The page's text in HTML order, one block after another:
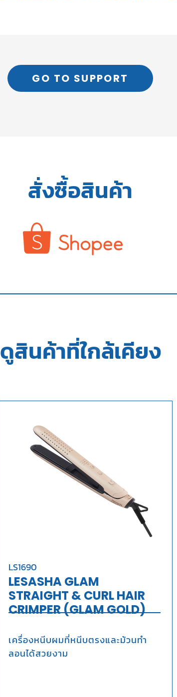
GO TO SUPPORT
สั่งซื้อสินค้า
ดูสินค้าที่ใกล้เคียง
LS1690
LESASHA GLAM
STRAIGHT & CURL HAIR
CRIMPER (GLAM GOLD)
เครื่องหนีบผมที่หนีบตรงและม้วนทำ
ลอนได้สวยงาม